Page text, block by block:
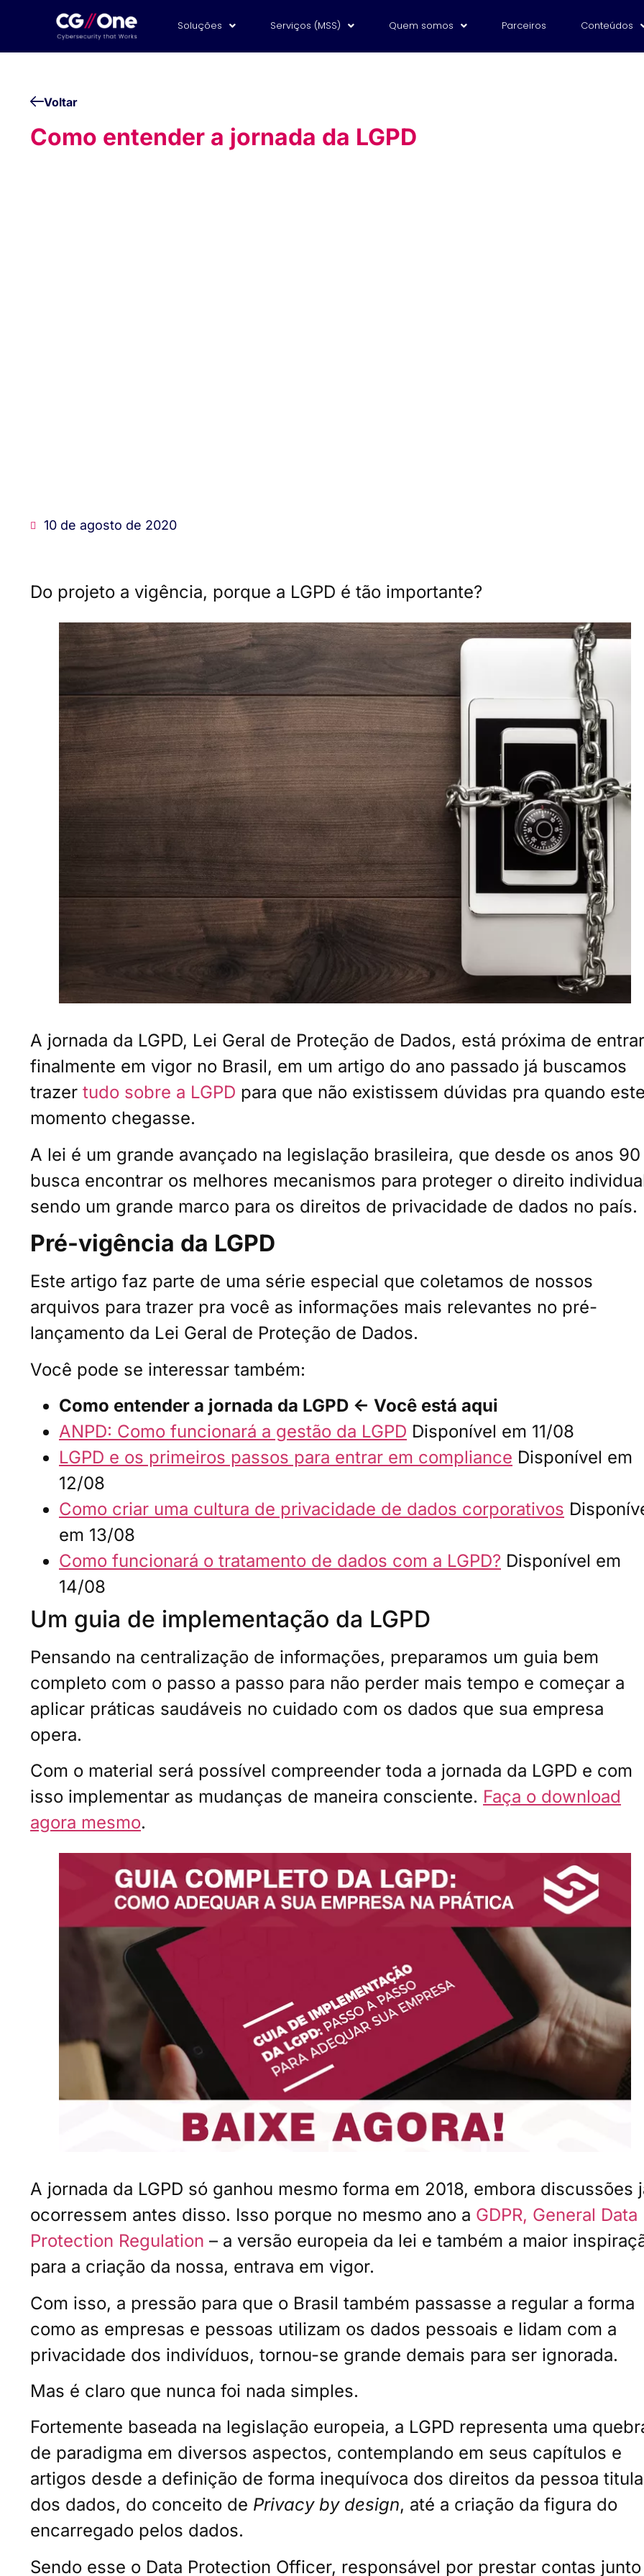
Soluções Serviços (MSS) Quem somos Parceiros Conteúdos
Voltar
Como entender a jornada da LGPD
10 de agosto de 2020
Do projeto a vigência, porque a LGPD é tão importante?
A jornada da LGPD, Lei Geral de Proteção de Dados, está próxima de entrar
finalmente em vigor no Brasil, em um artigo do ano passado já buscamos
trazer tudo sobre a LGPD para que não existissem dúvidas pra quando
momento chegasse.
A lei é um grande avançado na legislação brasileira, que desde os anos 90
busca encontrar os melhores mecanismos para proteger o direito
sendo um grande marco para os direitos de privacidade de dados no país.
Pré-vigência da LGPD
Este artigo faz parte de uma série especial que coletamos de nossos
arquivos para trazer pra você as informações mais relevantes no pré-
lançamento da Lei Geral de Proteção de Dados.
Você pode se interessar também:
Como entender a jornada da LGPD <- Você está aqui
ANPD: Como funcionará a gestão da LGPD Disponível em 11/08
LGPD e os primeiros passos para entrar em compliance Disponível em
12/08
Como criar uma cultura de privacidade de dados corporativos
em 13/08
Como funcionará o tratamento de dados com a LGPD? Disponível em
14/08
Um guia de implementação da LGPD
Pensando na centralização de informações, preparamos um guia bem
completo com o passo a passo para não perder mais tempo e começar a
aplicar práticas saudáveis no cuidado com os dados que sua empresa
opera.
Com o material será possível compreender toda a jornada da LGPD e com
isso implementar as mudanças de maneira consciente. Faça o download
agora mesmo.
A jornada da LGPD só ganhou mesmo forma em 2018, embora discussões
ocorressem antes disso. Isso porque no mesmo ano a GDPR, General Data
Protection Regulation – a versão europeia da lei e também a maior
para a criação da nossa, entrava em vigor.
Com isso, a pressão para que o Brasil também passasse a regular a forma
como as empresas e pessoas utilizam os dados pessoais e lidam com a
privacidade dos indivíduos, tornou-se grande demais para ser ignorada.
Mas é claro que nunca foi nada simples.
Fortemente baseada na legislação europeia, a LGPD representa uma
de paradigma em diversos aspectos, contemplando em seus capítulos e
artigos desde a definição de forma inequívoca dos direitos da pessoa
dos dados, do conceito de Privacy by design, até a criação da figura do
encarregado pelos dados.
Sendo esse o Data Protection Officer, responsável por prestar contas junto